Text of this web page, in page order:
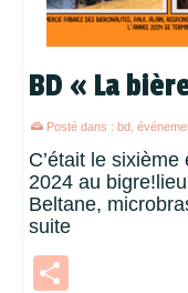
BD « La
Posté dans : bd,
C’était le sixième
2024 au
Beltane,
suite